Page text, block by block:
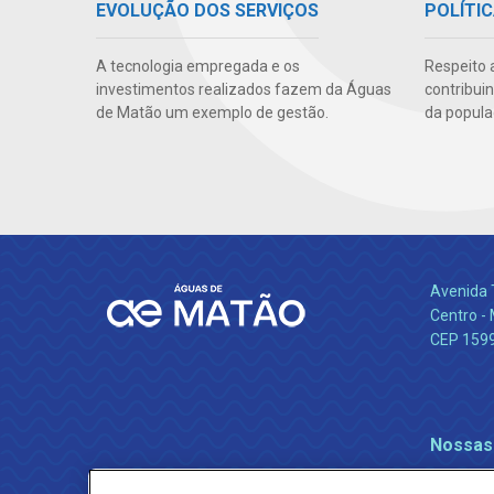
EVOLUÇÃO DOS SERVIÇOS
A tecnologia empregada e os
investimentos realizados fazem da Águas
de Matão um exemplo de gestão.
Respeito
da
Avenida
Centro -
CEP